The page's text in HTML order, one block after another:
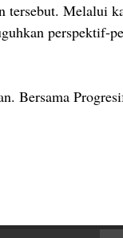
tersebut. Melalui
perspektif-
Bersama